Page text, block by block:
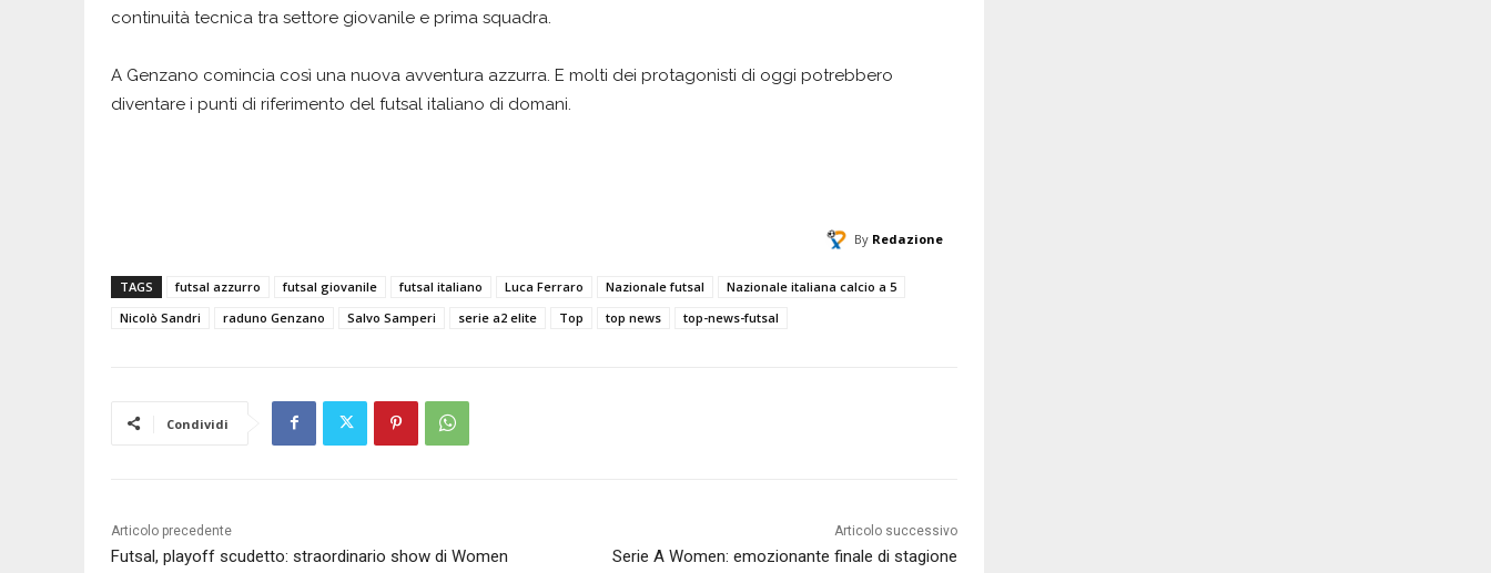
continuità tecnica tra settore giovanile e prima squadra.
A Genzano comincia così una nuova avventura azzurra. E molti dei protagonisti di oggi potrebbero
diventare i punti di riferimento del futsal italiano di domani.
By Redazione
TAGS futsal azzurro futsal giovanile futsal italiano Luca Ferraro Nazionale futsal
Nazionale italiana calcio a 5
Nicolò Sandri
raduno Genzano Salvo Samperi serie a2 elite Top top news top-news-futsal
Condividi
Articolo precedente
Futsal, playoff scudetto: straordinario show di Women
Articolo successivo
Serie A Women: emozionante finale di stagione